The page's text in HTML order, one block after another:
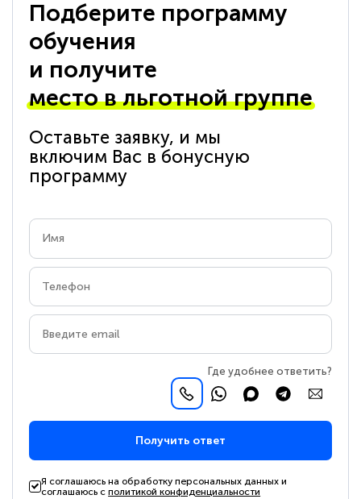
Подберите программу
обучения
и получите
место в льготной группе
Оставьте заявку, и мы
включим Вас в бонусную
программу
Где удобнее ответить?
Получить ответ
Я соглашаюсь на обработку персональных данных и
соглашаюсь сполитикой конфиденциальности